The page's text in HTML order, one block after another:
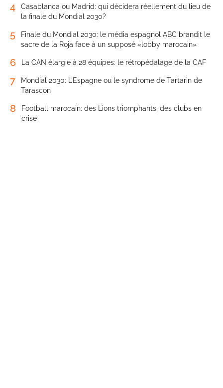
4
Casablanca ou Madrid: qui décidera réellement du lieu de
la finale du Mondial 2030?
5
Finale du Mondial 2030: le média espagnol ABC brandit le
sacre de la Roja face à un supposé «lobby marocain»
6 La CAN élargie à 28 équipes: le rétropédalage de la CAF
7
Mondial 2030: L’Espagne ou le syndrome de Tartarin de
Tarascon
8
Football marocain: des Lions triomphants, des clubs en
crise